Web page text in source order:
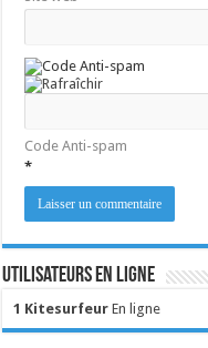
Code Anti-spam
*
Utilisateurs en ligne
1 Kitesurfeur En ligne